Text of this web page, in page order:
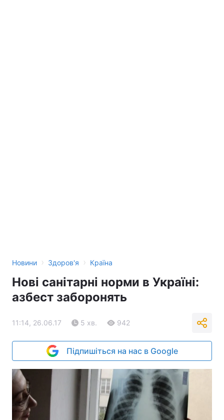
Новини › Здоров'я › Країна
Нові санітарні норми в Україні:
азбест заборонять
11:14, 26.06.17 5 хв. 942
Підпишіться на нас в Google